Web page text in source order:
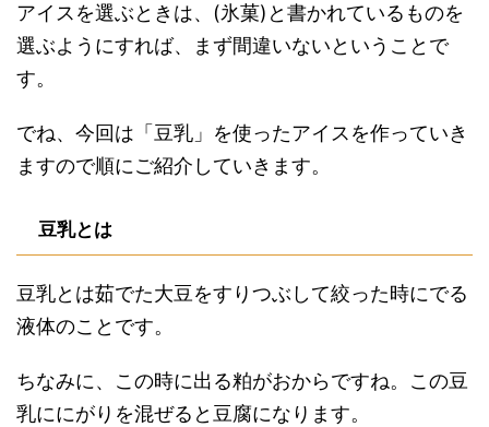
アイスを選ぶときは、(氷菓)と書かれているものを
選ぶようにすれば、まず間違いないということで
す。
でね、今回は「豆乳」を使ったアイスを作っていき
ますので順にご紹介していきます。
豆乳とは
豆乳とは茹でた大豆をすりつぶして絞った時にでる
液体のことです。
ちなみに、この時に出る粕がおからですね。この豆
乳ににがりを混ぜると豆腐になります。